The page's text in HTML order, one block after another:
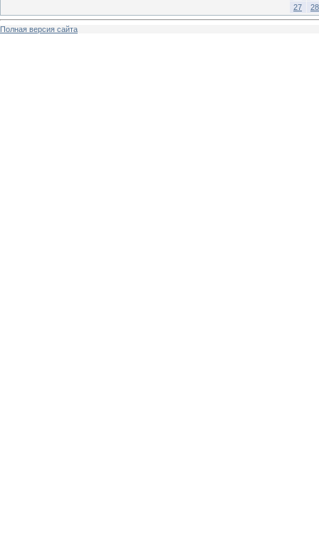
27
28
Полная версия сайта